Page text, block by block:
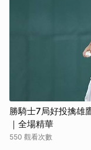
勝騎士7局好投擒雄
｜全場精華
550 觀看次數